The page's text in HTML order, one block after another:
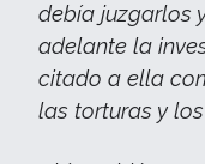
debía juzgarlos
adelante la
citado a ella
las torturas y